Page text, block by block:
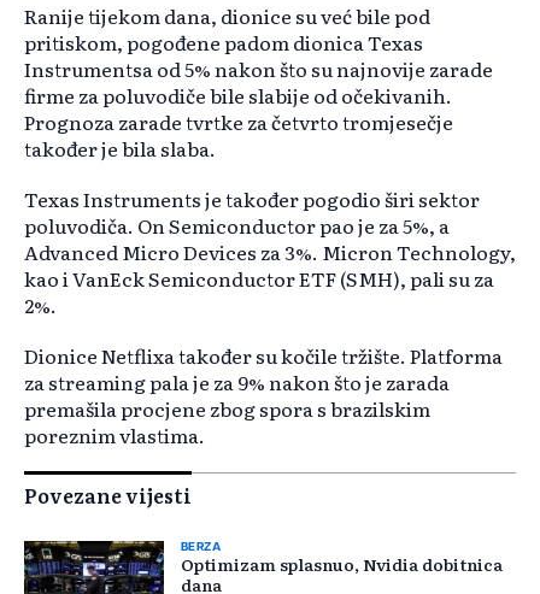
Ranije tijekom dana, dionice su već bile pod
pritiskom, pogođene padom dionica Texas
Instrumentsa od 5% nakon što su najnovije zarade
firme za poluvodiče bile slabije od očekivanih.
Prognoza zarade tvrtke za četvrto tromjesečje
također je bila slaba.
Texas Instruments je također pogodio širi sektor
poluvodiča. On Semiconductor pao je za 5%, a
Advanced Micro Devices za 3%. Micron Technology,
kao i VanEck Semiconductor ETF (SMH), pali su za
2%.
Dionice Netflixa također su kočile tržište. Platforma
za streaming pala je za 9% nakon što je zarada
premašila procjene zbog spora s brazilskim
poreznim vlastima.
Povezane vijesti
BERZA
Optimizam splasnuo, Nvidia dobitnica
dana